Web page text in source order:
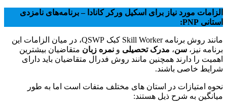
الزامات مورد نیاز برای اسکیل ورکر کانادا – برنامه‌های نامزدی
استانی PNP
:
مانند روش برنامه Skill Worker کبک QSWP، در میان الزامات این
برنامه نیز، سن، مدرک تحصیلی و نمره زبان متقاضیان بیشترین
اهمیت را دارند همچنین مانند روش فدرال متقاضیان باید دارای
شرایط خاصی باشند.
نحوه امتیازات در استان های مختلف متفات است اما به طور
میانگین به شرح ذیل هستند: